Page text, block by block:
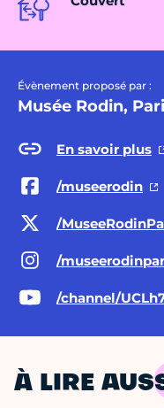
Évènement proposé par :
Musée Rodin,
En savoir plus
/museerodin
/
/
/channel/
À LIRE